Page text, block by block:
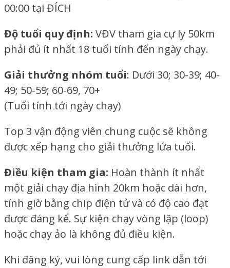
00:00 tại ĐÍCH
Độ tuổi quy định: VĐV tham gia cự ly 50km
phải đủ ít nhất 18 tuổi tính đến ngày chạy.
Giải thưởng nhóm tuổi: Dưới 30; 30-39; 40-
49; 50-59; 60-69, 70+
(Tuổi tính tới ngày chạy)
Top 3 vận động viên chung cuộc sẽ không
được xếp hạng cho giải thưởng lứa tuổi.
Điều kiện tham gia: Hoàn thành ít nhất
một giải chạy địa hình 20km hoặc dài hơn,
tính giờ bằng chip điện tử và có độ cao đạt
được đáng kể. Sự kiện chạy vòng lặp (loop)
hoặc chạy ảo là không đủ điều kiện.
Khi đăng ký, vui lòng cung cấp link dẫn tới